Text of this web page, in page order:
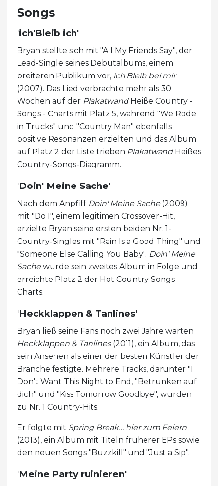
Songs
'ich'Bleib ich'
Bryan stellte sich mit "All My Friends Say", der
Lead-Single seines Debütalbums, einem
breiteren Publikum vor, ich'Bleib bei mir
(2007). Das Lied verbrachte mehr als 30
Wochen auf der PlakatwandHeiße Country -
Songs - Charts mit Platz 5, während "We Rode
in Trucks" und "Country Man" ebenfalls
positive Resonanzen erzielten und das Album
auf Platz 2 der Liste trieben PlakatwandHeißes
Country-Songs-Diagramm.
'Doin' Meine Sache'
Nach dem Anpfiff Doin' Meine Sache(2009)
mit "Do I", einem legitimen Crossover-Hit,
erzielte Bryan seine ersten beiden Nr. 1-
Country-Singles mit "Rain Is a Good Thing" und
"Someone Else Calling You Baby". Doin' Meine
Sachewurde sein zweites Album in Folge und
erreichte Platz 2 der Hot Country Songs-
Charts.
'Heckklappen & Tanlines'
Bryan ließ seine Fans noch zwei Jahre warten
Heckklappen & Tanlines(2011), ein Album, das
sein Ansehen als einer der besten Künstler der
Branche festigte. Mehrere Tracks, darunter "I
Don't Want This Night to End, "Betrunken auf
dich" und "Kiss Tomorrow Goodbye", wurden
zu Nr. 1 Country-Hits.
Er folgte mit Spring Break… hier zum Feiern
(2013), ein Album mit Titeln früherer EPs sowie
den neuen Songs "Buzzkill" und "Just a Sip".
'Meine Party ruinieren'